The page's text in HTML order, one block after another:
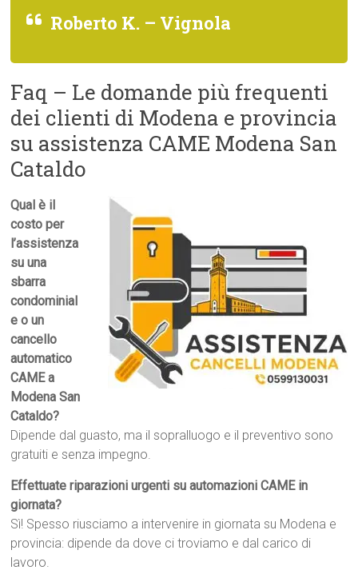
Roberto K. – Vignola
Faq – Le domande più frequenti
dei clienti di Modena e provincia
su assistenza CAME Modena San
Cataldo
Qual è il
costo per
l’assistenza
su una
sbarra
condominial
e o un
cancello
automatico
CAME a
Modena San
Cataldo?
Dipende dal guasto, ma il sopralluogo e il preventivo sono
gratuiti e senza impegno.
Effettuate riparazioni urgenti su automazioni CAME in
giornata?
Sì! Spesso riusciamo a intervenire in giornata su Modena e
provincia: dipende da dove ci troviamo e dal carico di
lavoro.